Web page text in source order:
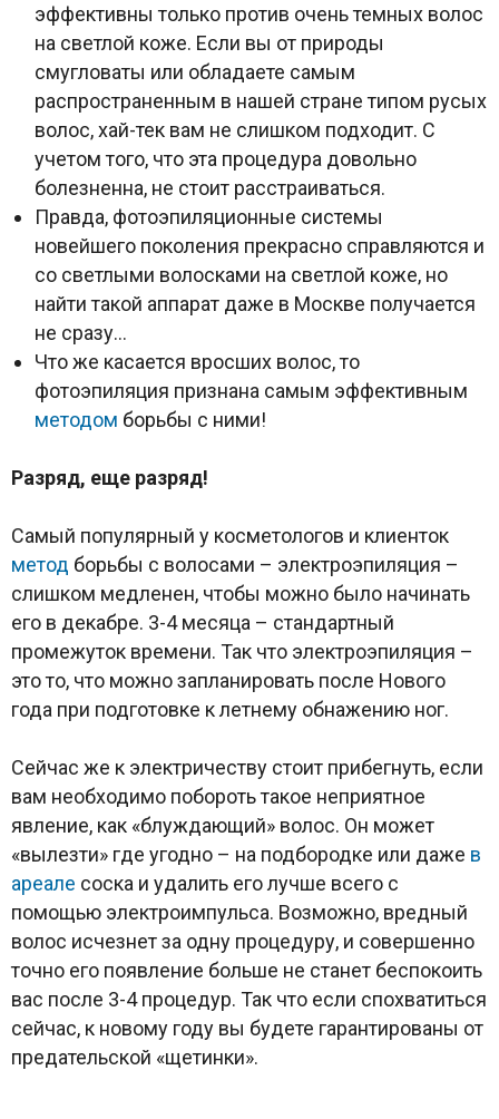
эффективны только против очень темных волос
на светлой коже. Если вы от природы
смугловаты или обладаете самым
распространенным в нашей стране типом русых
волос, хай-тек вам не слишком подходит. С
учетом того, что эта процедура довольно
болезненна, не стоит расстраиваться.
Правда, фотоэпиляционные системы
новейшего поколения прекрасно справляются и
со светлыми волосками на светлой коже, но
найти такой аппарат даже в Москве получается
не сразу…
Что же касается вросших волос, то
фотоэпиляция признана самым эффективным
методом борьбы с ними!
Разряд, еще разряд!
Самый популярный у косметологов и клиенток
метод борьбы с волосами – электроэпиляция –
слишком медленен, чтобы можно было начинать
его в декабре. 3-4 месяца – стандартный
промежуток времени. Так что электроэпиляция –
это то, что можно запланировать после Нового
года при подготовке к летнему обнажению ног.
Сейчас же к электричеству стоит прибегнуть, если
вам необходимо побороть такое неприятное
явление, как «блуждающий» волос. Он может
«вылезти» где угодно – на подбородке или даже в
ареале соска и удалить его лучше всего с
помощью электроимпульса. Возможно, вредный
волос исчезнет за одну процедуру, и совершенно
точно его появление больше не станет беспокоить
вас после 3-4 процедур. Так что если спохватиться
сейчас, к новому году вы будете гарантированы от
предательской «щетинки».